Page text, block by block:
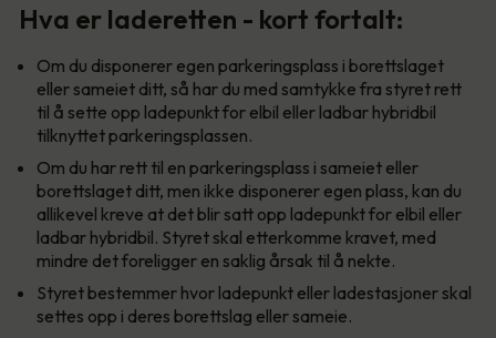
Hva er laderetten - kort fortalt:
Om du disponerer egen parkeringsplass i borettslaget
eller sameiet ditt, så har du med samtykke fra styret rett
til å sette opp ladepunkt for elbil eller ladbar hybridbil
tilknyttet parkeringsplassen.
Om du har rett til en parkeringsplass i sameiet eller
borettslaget ditt, men ikke disponerer egen plass, kan du
allikevel kreve at det blir satt opp ladepunkt for elbil eller
ladbar hybridbil. Styret skal etterkomme kravet, med
mindre det foreligger en saklig årsak til å nekte.
Styret bestemmer hvor ladepunkt eller ladestasjoner skal
settes opp i deres borettslag eller sameie.